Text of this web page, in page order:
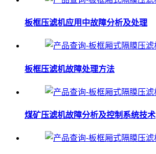
板框压滤机应用中故障分析及处理
板框压滤机故障处理方法
煤矿压滤机故障分析及控制系统技术